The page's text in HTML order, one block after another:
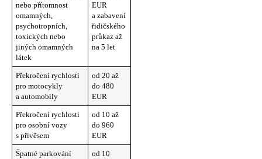
nebo přítomnost
omamných,
psychotropních,
toxických nebo
jiných omamných
látek
EUR
a zabavení
řidičského
průkaz až
na 5 let
Překročení rychlosti
pro motocykly
a automobily
od 20 až
do 480
EUR
Překročení rychlosti
pro osobní vozy
s přívěsem
od 10 až
do 960
EUR
Špatné parkování
od 10